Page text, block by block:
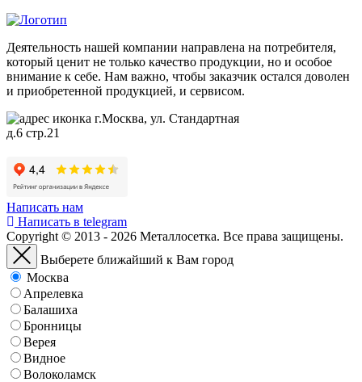
Деятельность нашей компании направлена на потребителя,
который ценит не только качество продукции, но и особое
внимание к себе. Нам важно, чтобы заказчик остался доволен
и приобретенной продукцией, и сервисом.
г.Москва, ул. Стандартная
д.6 стр.21
Написать нам
Написать в telegram
Copyright © 2013 - 2026 Металлосетка. Все права защищены.
Выберете ближайший к Вам город
Москва
Апрелевка
Балашиха
Бронницы
Верея
Видное
Волоколамск